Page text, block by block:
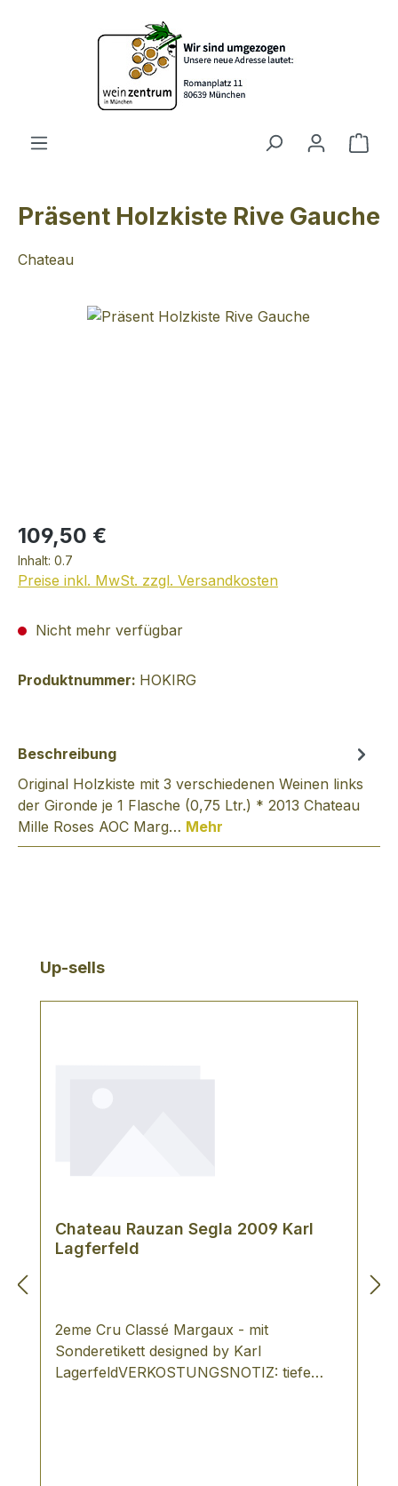
Zum Hauptinhalt springen
Präsent Holzkiste Rive Gauche
Chateau
Bildergalerie überspringen
109,50 €
Inhalt: 0.7
Preise inkl. MwSt. zzgl. Versandkosten
Nicht mehr verfügbar
Produktnummer: HOKIRG
Beschreibung
Original Holzkiste mit 3 verschiedenen Weinen links
der Gironde je 1 Flasche (0,75 Ltr.) * 2013 Chateau
Mille Roses AOC Marg… Mehr
Produktgalerie überspringen
Up-sells
Chateau Rauzan Segla 2009 Karl
Lagferfeld
2eme Cru Classé Margaux - mit
Sonderetikett designed by Karl
LagerfeldVERKOSTUNGSNOTIZ: tiefe